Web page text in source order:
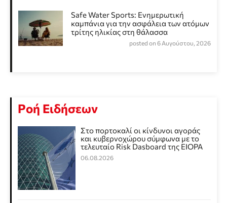
Safe Water Sports: Eνημερωτική
καμπάνια για την ασφάλεια των ατόμων
τρίτης ηλικίας στη θάλασσα
posted on 6 Αυγούστου, 2026
Ροή Ειδήσεων
Στο πορτοκαλί οι κίνδυνοι αγοράς
και κυβερνοχώρου σύμφωνα με το
τελευταίο Risk Dasboard της EIOPA
06.08.2026